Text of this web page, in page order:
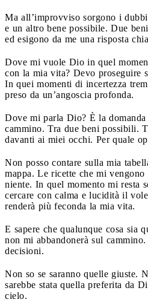
Ma all’improvviso sorgono i
e un altro bene possibile. Due
ed esigono da me una risposta
Dove mi vuole Dio in quel
con la mia vita? Devo proseguire
In quei momenti di incertezza
preso da un’angoscia profonda.
Dove mi parla Dio? È la
cammino. Tra due beni possibili.
davanti ai miei occhi. Per quale
Non posso contare sulla mia
mappa. Le ricette che mi
niente. In quel momento mi resta
cercare con calma e lucidità il
renderà più feconda la mia vita.
E sapere che qualunque cosa sia
non mi abbandonerà sul
decisioni.
Non so se saranno quelle giuste.
sarebbe stata quella preferita da
cielo.